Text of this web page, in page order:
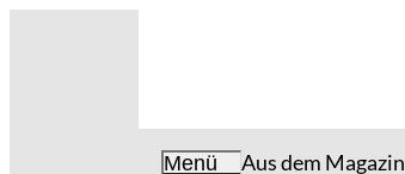
Menü Aus dem Magazin